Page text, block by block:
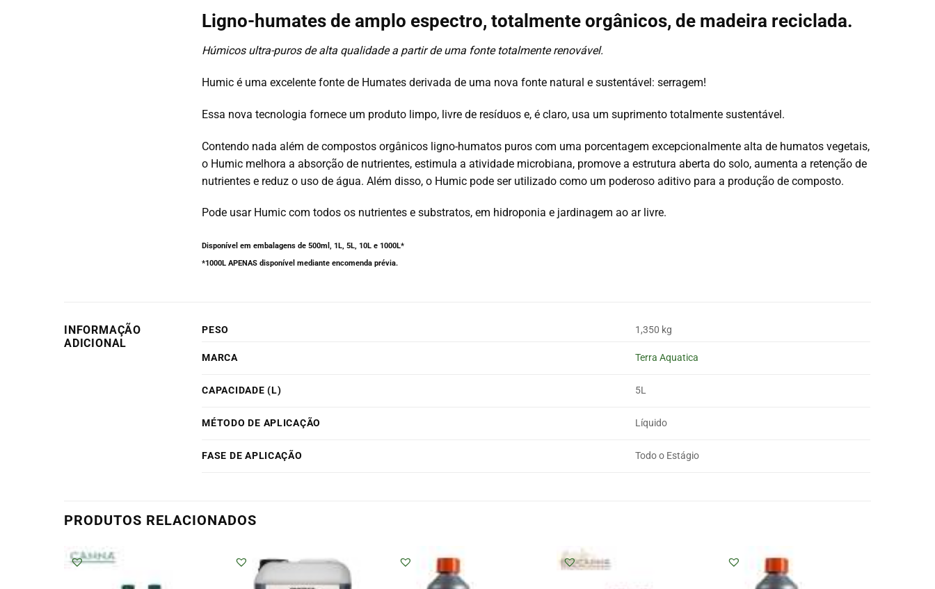
Ligno-humates de amplo espectro, totalmente orgânicos, de madeira reciclada.
Húmicos ultra-puros de alta qualidade a partir de uma fonte totalmente renovável.
Humic é uma excelente fonte de Humates derivada de uma nova fonte natural e sustentável: serragem!
Essa nova tecnologia fornece um produto limpo, livre de resíduos e, é claro, usa um suprimento totalmente sustentável.
Contendo nada além de compostos orgânicos ligno-humatos puros com uma porcentagem excepcionalmente alta de humatos vegetais,
o Humic melhora a absorção de nutrientes, estimula a atividade microbiana, promove a estrutura aberta do solo, aumenta a retenção de
nutrientes e reduz o uso de água. Além disso, o Humic pode ser utilizado como um poderoso aditivo para a produção de composto.
Pode usar Humic com todos os nutrientes e substratos, em hidroponia e jardinagem ao ar livre.
Disponível em embalagens de 500ml, 1L, 5L, 10L e 1000L*
*1000L APENAS disponível mediante encomenda prévia.
INFORMAÇÃO
ADICIONAL
PESO 1,350 kg
MARCA Terra Aquatica
CAPACIDADE (L) 5L
MÉTODO DE APLICAÇÃO Líquido
FASE DE APLICAÇÃO Todo o Estágio
PRODUTOS RELACIONADOS